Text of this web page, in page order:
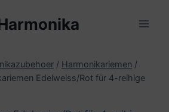
/ Harmonikariemen /
Edelweiss/Rot für 4-reihige